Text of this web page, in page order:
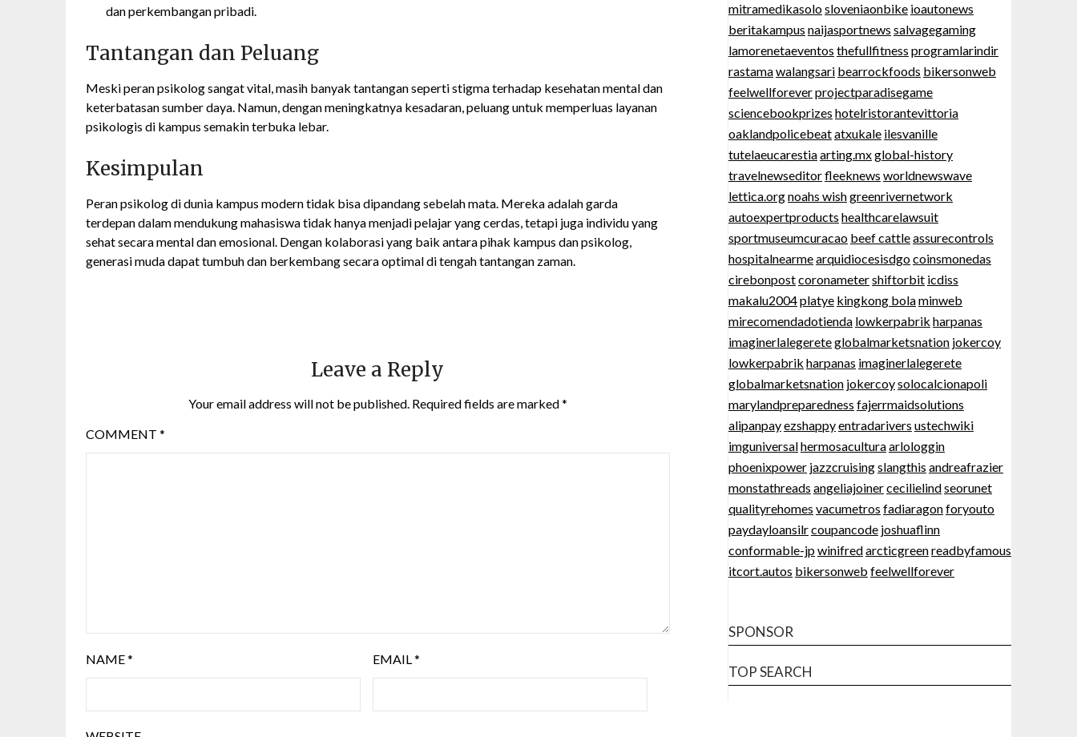
dan perkembangan pribadi.
Tantangan dan Peluang
Meski peran psikolog sangat vital, masih banyak tantangan seperti stigma terhadap kesehatan mental dan
keterbatasan sumber daya. Namun, dengan meningkatnya kesadaran, peluang untuk memperluas layanan
psikologis di kampus semakin terbuka lebar.
Kesimpulan
Peran psikolog di dunia kampus modern tidak bisa dipandang sebelah mata. Mereka adalah garda
terdepan dalam mendukung mahasiswa tidak hanya menjadi pelajar yang cerdas, tetapi juga individu yang
sehat secara mental dan emosional. Dengan kolaborasi yang baik antara pihak kampus dan psikolog,
generasi muda dapat tumbuh dan berkembang secara optimal di tengah tantangan zaman.
Leave a Reply
Your email address will not be published. Required fields are marked*
COMMENT *
NAME* EMAIL*
mitramedikasolosloveniaonbike ioautonews
beritakampus naijasportnews salvagegaming
lamorenetaeventos thefullfitness programlarindir
rastamawalangsari bearrockfoods bikersonweb
feelwellforeverprojectparadisegame
sciencebookprizes hotelristorantevittoria
oaklandpolicebeatatxukale ilesvanille
tutelaeucarestiaarting.mxglobal-history
travelnewseditorfleeknews worldnewswave
lettica.orgnoahs wishgreenrivernetwork
autoexpertproducts healthcarelawsuit
sportmuseumcuracao beef cattleassurecontrols
hospitalnearmearquidiocesisdgocoinsmonedas
cirebonpostcoronametershiftorbit icdiss
makalu2004platye kingkong bolaminweb
mirecomendadotienda lowkerpabrik harpanas
imaginerlalegereteglobalmarketsnation jokercoy
lowkerpabrik harpanas imaginerlalegerete
globalmarketsnation jokercoysolocalcionapoli
marylandpreparedness fajerrmaidsolutions
alipanpayezshappyentradarivers ustechwiki
imguniversalhermosaculturaarlologgin
phoenixpower jazzcruisingslangthis andreafrazier
monstathreads angeliajoinercecilielindseorunet
qualityrehomes vacumetros fadiaragonforyouto
paydayloansilrcoupancode joshuaflinn
conformable-jpwinifredarcticgreenreadbyfamous
itcort.autos bikersonweb feelwellforever
SPONSOR
TOP SEARCH